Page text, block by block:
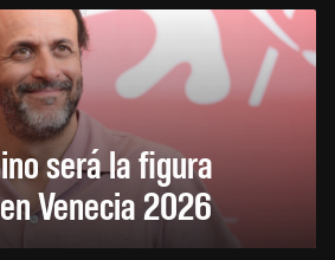
será la figura
Venecia 2026